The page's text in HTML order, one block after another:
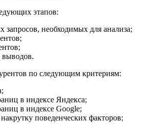
этапов:
запросов, необходимых для анализа;
по следующим критериям:
в индексе Яндекса;
в индексе Google;
поведенческих факторов;